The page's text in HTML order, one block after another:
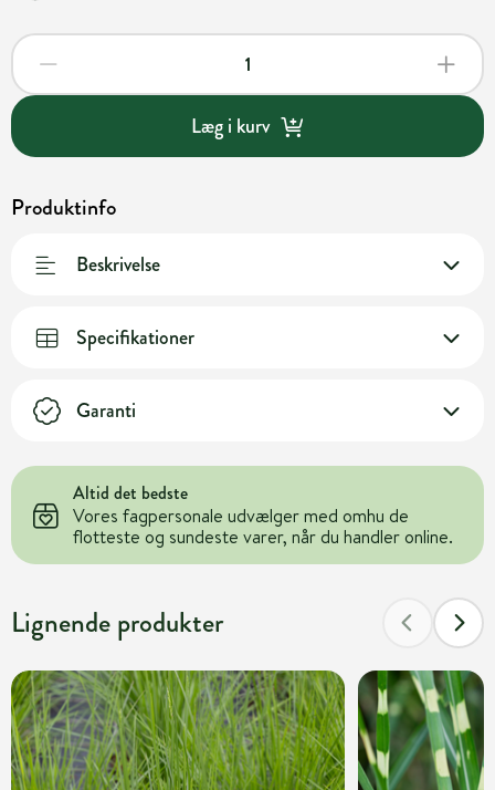
Læg i kurv
Produktinfo
Beskrivelse
Specifikationer
Garanti
Altid det bedste
Vores fagpersonale udvælger med omhu de
flotteste og sundeste varer, når du handler online.
Lignende produkter